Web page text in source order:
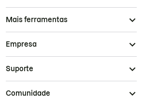
Mais ferramentas
Empresa
Suporte
Comunidade